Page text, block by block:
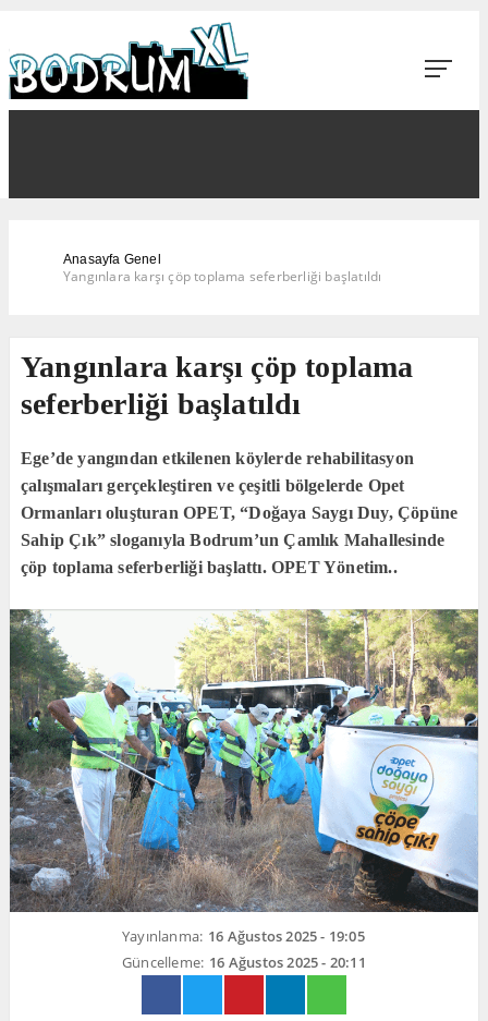
Anasayfa Genel
Yangınlara karşı çöp toplama seferberliği başlatıldı
Yangınlara karşı çöp toplama
seferberliği başlatıldı
Ege’de yangından etkilenen köylerde rehabilitasyon
çalışmaları gerçekleştiren ve çeşitli bölgelerde Opet
Ormanları oluşturan OPET, “Doğaya Saygı Duy, Çöpüne
Sahip Çık” sloganıyla Bodrum’un Çamlık Mahallesinde
çöp toplama seferberliği başlattı. OPET Yönetim..
Yayınlanma: 16 Ağustos 2025 - 19:05
Güncelleme: 16 Ağustos 2025 - 20:11